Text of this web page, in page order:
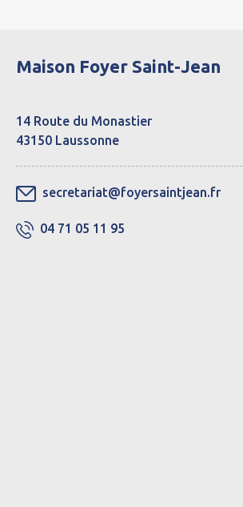
Maison Foyer Saint-Jean
14 Route du Monastier
43150 Laussonne
secretariat@foyersaintjean.fr
04 71 05 11 95